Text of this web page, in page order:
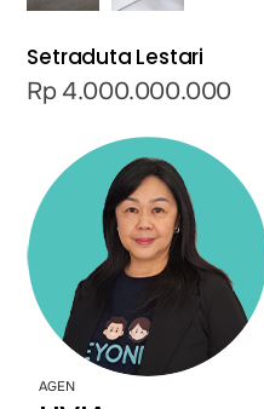
Setraduta Lestari
Rp 4.000.000.000
AGEN